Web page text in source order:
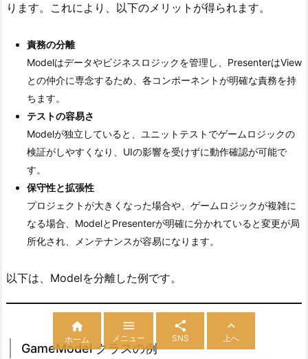
ります。これにより、以下のメリットが得られます。
責務の分離
Modelはデータやビジネスロジックを管理し、PresenterはView
との仲介に専念するため、各コンポーネントが明確な責務を持
ちます。
テストの容易さ
Modelが独立していると、ユニットテストでゲームロジックの
検証がしやすくなり、UIの影響を受けずに動作確認が可能で
す。
保守性と拡張性
プロジェクトが大きくなった場合や、ゲームロジックが複雑に
なる場合、ModelとPresenterが明確に分かれていると変更が局
所化され、メンテナンスが容易になります。
以下は、Modelを分離した例です。
GameModel クラスの例

ホーム

メニュー

SNS

上へ